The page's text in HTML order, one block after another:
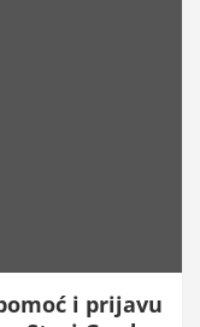
i prijavu